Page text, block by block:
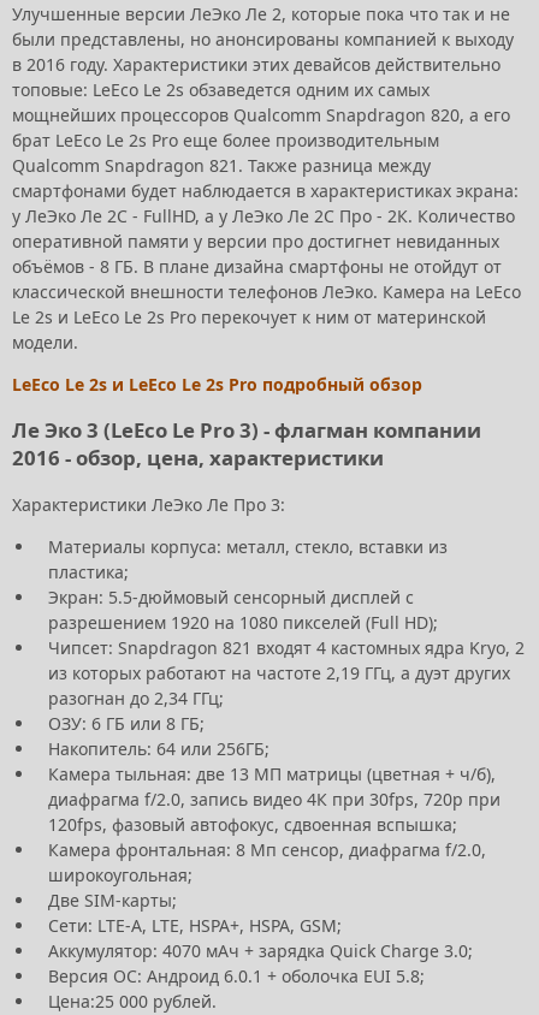
Улучшенные версии ЛеЭко Ле 2, которые пока что так и не
были представлены, но анонсированы компанией к выходу
в 2016 году. Характеристики этих девайсов действительно
топовые: LeEco Le 2s обзаведется одним их самых
мощнейших процессоров Qualcomm Snapdragon 820, а его
брат LeEco Le 2s Pro еще более производительным
Qualcomm Snapdragon 821. Также разница между
смартфонами будет наблюдается в характеристиках экрана:
у ЛеЭко Ле 2С - FullHD, а у ЛеЭко Ле 2С Про - 2К. Количество
оперативной памяти у версии про достигнет невиданных
объёмов - 8 ГБ. В плане дизайна смартфоны не отойдут от
классической внешности телефонов ЛеЭко. Камера на LeEco
Le 2s и LeEco Le 2s Pro перекочует к ним от материнской
модели.
LeEco Le 2s и LeEco Le 2s Pro подробный обзор
Ле Эко 3 (LeEco Le Pro 3) - флагман компании
2016 - обзор, цена, характеристики
Характеристики ЛеЭко Ле Про 3:
Материалы корпуса: металл, стекло, вставки из
пластика;
Экран: 5.5-дюймовый сенсорный дисплей с
разрешением 1920 на 1080 пикселей (Full HD);
Чипсет: Snapdragon 821 входят 4 кастомных ядра Kryo, 2
из которых работают на частоте 2,19 ГГц, а дуэт других
разогнан до 2,34 ГГц;
ОЗУ: 6 ГБ или 8 ГБ;
Накопитель: 64 или 256ГБ;
Камера тыльная: две 13 МП матрицы (цветная + ч/б),
диафрагма f/2.0, запись видео 4К при 30fps, 720р при
120fps, фазовый автофокус, сдвоенная вспышка;
Камера фронтальная: 8 Мп сенсор, диафрагма f/2.0,
широкоугольная;
Две SIM-карты;
Сети: LTE-A, LTE, HSPA+, HSPA, GSM;
Аккумулятор: 4070 мАч + зарядка Quick Charge 3.0;
Версия ОС: Андроид 6.0.1 + оболочка EUI 5.8;
Цена:25 000 рублей.